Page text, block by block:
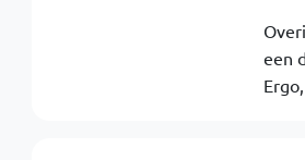
een